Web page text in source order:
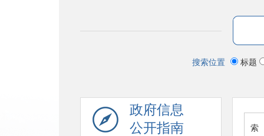
搜索位置 标题
政府信息
公开指南
索